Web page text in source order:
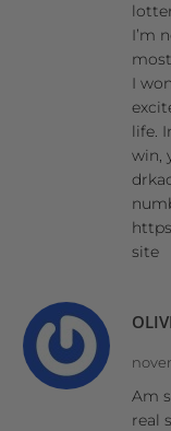
I’m
I
life.
win,
site
Am
real